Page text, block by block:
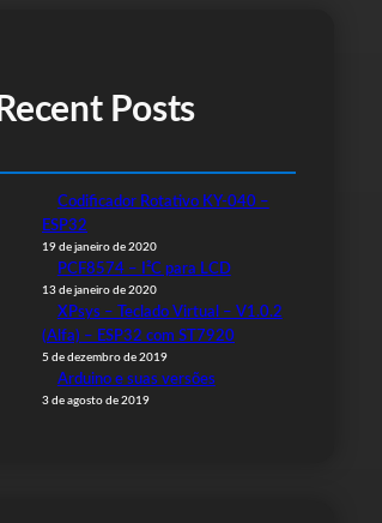
Recent Posts
Codificador Rotativo KY-040 –
ESP32
19 de janeiro de 2020
PCF8574 – I²C para LCD
13 de janeiro de 2020
XPsys – Teclado Virtual – V1.0.2
(Alfa) – ESP32 com ST7920
5 de dezembro de 2019
Arduino e suas versões
3 de agosto de 2019